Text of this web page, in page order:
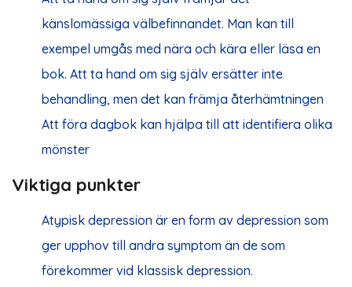
känslomässiga välbefinnandet. Man kan till
exempel umgås med nära och kära eller läsa en
bok. Att ta hand om sig själv ersätter inte
behandling, men det kan främja återhämtningen
Att föra dagbok kan hjälpa till att identifiera olika
mönster
Viktiga punkter
Atypisk depression är en form av depression som
ger upphov till andra symptom än de som
förekommer vid klassisk depression.